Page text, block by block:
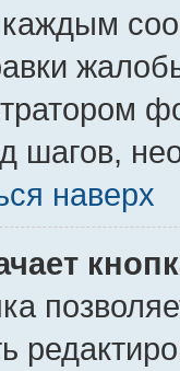
шагов,
наверх